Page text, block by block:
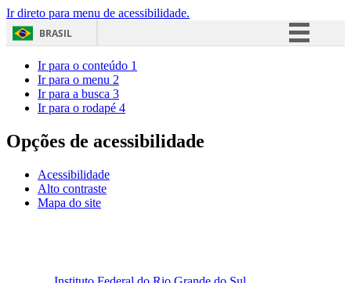
Ir direto para menu de acessibilidade.
BRASIL
Acesso à informação
Ir para o conteúdo 1
Ir para o menu 2
Ir para a busca 3
Ir para o rodapé 4
Opções de acessibilidade
Acessibilidade
Alto contraste
Mapa do site